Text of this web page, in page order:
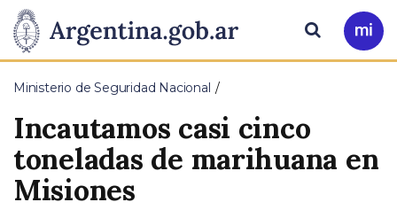
Presidencia
de
la
Nación
Pasar al contenido principal
Ir
a
Buscar
Ministerio de Seguridad Nacional
Incautamos casi cinco
toneladas de marihuana en
Misiones